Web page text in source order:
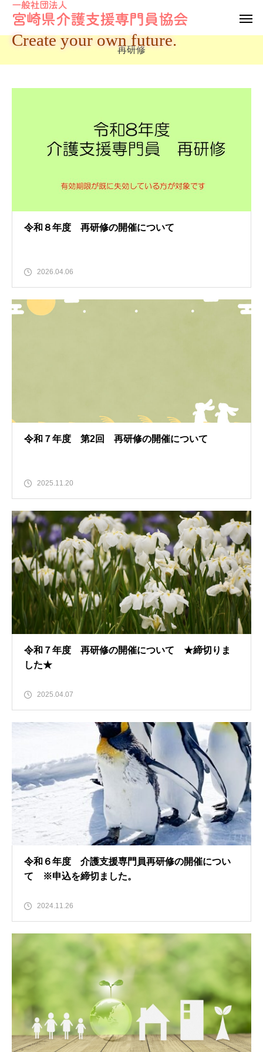
Create your own future.
再研修
令和８年度 再研修の開催について
2026.04.06
令和７年度 第2回 再研修の開催について
2025.11.20
令和７年度 再研修の開催について ★締切りま
した★
2025.04.07
令和６年度 介護支援専門員再研修の開催につい
て ※申込を締切ました。
2024.11.26